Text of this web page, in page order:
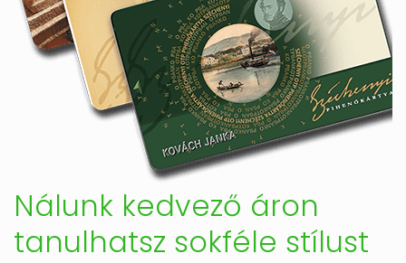
Nálunk kedvező áron
tanulhatsz sokféle stílust